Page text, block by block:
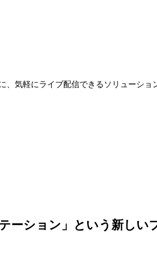
気軽にライブ配信できるソリューシ
ーション」という新しい